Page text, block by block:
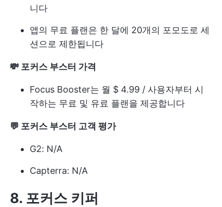
니다
앱의 무료 플랜은 한 달에 20개의 포모도로 세
션으로 제한됩니다
💸 포커스 부스터 가격
Focus Booster는 월 $ 4.99 / 사용자부터 시
작하는 무료 및 유료 플랜을 제공합니다
💬 포커스 부스터 고객 평가
G2: N/A
Capterra: N/A
8. 포커스 키퍼